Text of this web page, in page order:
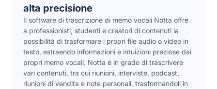
alta precisione
Il software di trascrizione di memo vocali Notta offre
a professionisti, studenti e creatori di contenuti la
possibilità di trasformare i propri file audio o video in
testo, estraendo informazioni e intuizioni preziose dai
propri memo vocali. Notta è in grado di trascrivere
vari contenuti, tra cui riunioni, interviste, podcast,
riunioni di vendita e note personali, trasformandoli in